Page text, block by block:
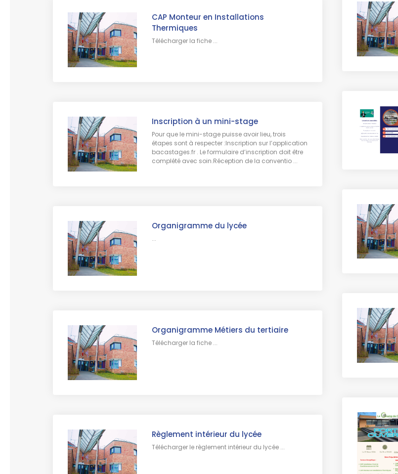
CAP Monteur en Installations
Thermiques
Télécharger la fiche ...
Inscription à un mini-stage
Pour que le mini-stage puisse avoir lieu, trois
étapes sont à respecter :Inscription sur l’application
bacastages.fr . Le formulaire d’inscription doit être
complété avec soin.Réception de la conventio ...
Organigramme du lycée
...
Organigramme Métiers du tertiaire
Télécharger la fiche ...
Règlement intérieur du lycée
Télécharger le règlement intérieur du lycée ...